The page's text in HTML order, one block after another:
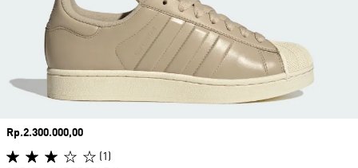
Harga
Rp.2.300.000,00
(1)